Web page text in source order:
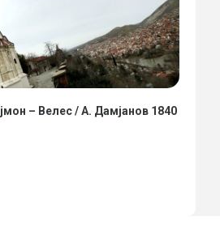
– Велес / А. Дамјанов 1840